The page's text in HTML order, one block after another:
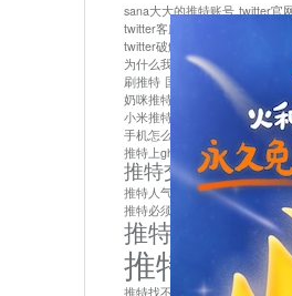
sana大大的推特账号 twitter官
twitter客服
twitter破解版下载
为什么我推特无法保存设置
刷推特 国内为什么不能用
奶咪推特
如何找回推特密码
小米推特闪退是怎么回事 怎么
手机怎么注册推特账号
推特
推特上ghs的女博主
推特交友软件app
推特人气萌货小蔡头喵喵喵 推
推特必须用外网吗
推特怎么取消
推特怎么
推特找不到账号 推特注册必须